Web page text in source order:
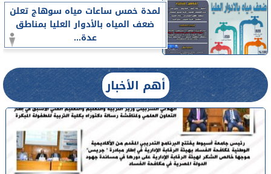
لمدة خمس ساعات مياه سوهاج تعلن
ضعف المياه بالأدوار العليا بمناطق
عدة...
أهم الأخبار